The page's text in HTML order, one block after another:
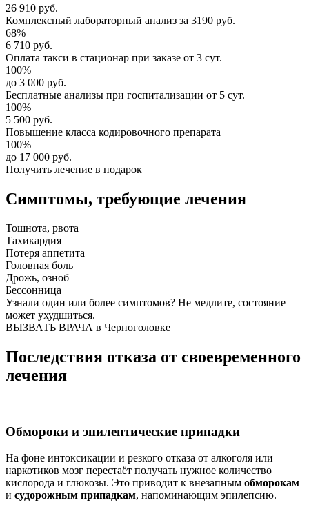
26 910 руб.
Комплексный лабораторный анализ за 3190 руб.
68%
6 710 руб.
Оплата такси в стационар при заказе от 3 сут.
100%
до 3 000 руб.
Бесплатные анализы при госпитализации от 5 сут.
100%
5 500 руб.
Повышение класса кодировочного препарата
100%
до 17 000 руб.
Получить лечение в подарок
Симптомы, требующие лечения
Тошнота, рвота
Тахикардия
Потеря аппетита
Головная боль
Дрожь, озноб
Бессонница
Узнали один или более симптомов? Не медлите, состояние
может ухудшиться.
ВЫЗВАТЬ ВРАЧА в Черноголовке
Последствия отказа от своевременного
лечения
Обмороки и эпилептические припадки
На фоне интоксикации и резкого отказа от алкоголя или
наркотиков мозг перестаёт получать нужное количество
кислорода и глюкозы. Это приводит к внезапным обморокам
и судорожным припадкам, напоминающим эпилепсию.